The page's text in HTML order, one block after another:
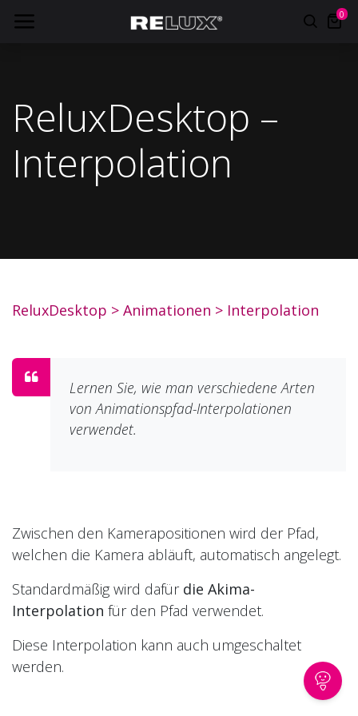
0
ReluxDesktop –
Interpolation
ReluxDesktop > Animationen > Interpolation
Lernen Sie, wie man verschiedene Arten
von Animationspfad-Interpolationen
verwendet.
Zwischen den Kamerapositionen wird der Pfad,
welchen die Kamera abläuft, automatisch angelegt.
Standardmäßig wird dafür die Akima-
Interpolation für den Pfad verwendet.
Diese Interpolation kann auch umgeschaltet
werden.